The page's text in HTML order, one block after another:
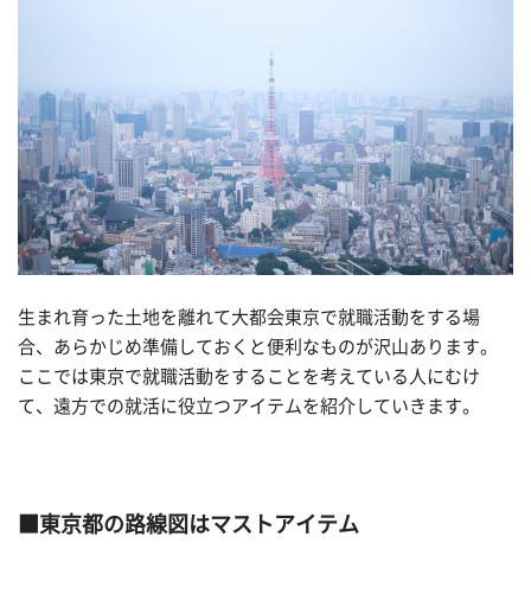
生まれ育った土地を離れて大都会東京で就職活動をする場
合、あらかじめ準備しておくと便利なものが沢山あります。
ここでは東京で就職活動をすることを考えている人にむけ
て、遠方での就活に役立つアイテムを紹介していきます。
■東京都の路線図はマストアイテム